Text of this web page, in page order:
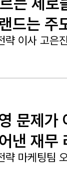
드는 주
략 이사 고은진
문제가
낸 재무
략 마케팅팀